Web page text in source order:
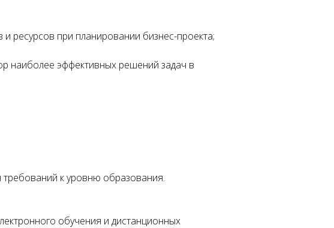
и ресурсов при планировании бизнес-проекта;
наиболее эффективных решений задач в
к уровню образования.
обучения и дистанционных